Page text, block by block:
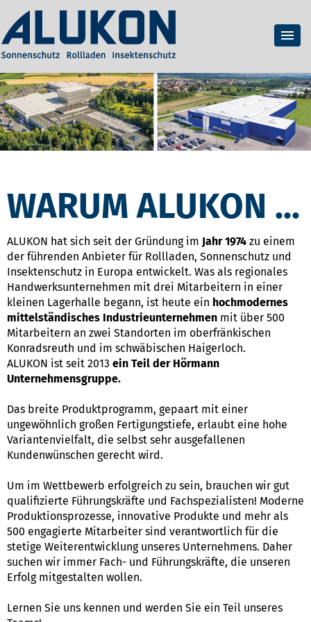
WARUM ALUKON ...
ALUKON hat sich seit der Gründung im Jahr 1974 zu einem
der führenden Anbieter für Rollladen, Sonnenschutz und
Insektenschutz in Europa entwickelt. Was als regionales
Handwerksunternehmen mit drei Mitarbeitern in einer
kleinen Lagerhalle begann, ist heute ein hochmodernes
mittelständisches Industrieunternehmen mit über 500
Mitarbeitern an zwei Standorten im oberfränkischen
Konradsreuth und im schwäbischen Haigerloch.
ALUKON ist seit 2013 ein Teil der Hörmann
Unternehmensgruppe.
Das breite Produktprogramm, gepaart mit einer
ungewöhnlich großen Fertigungstiefe, erlaubt eine hohe
Variantenvielfalt, die selbst sehr ausgefallenen
Kundenwünschen gerecht wird.
Um im Wettbewerb erfolgreich zu sein, brauchen wir gut
qualifizierte Führungskräfte und Fachspezialisten! Moderne
Produktionsprozesse, innovative Produkte und mehr als
500 engagierte Mitarbeiter sind verantwortlich für die
stetige Weiterentwicklung unseres Unternehmens. Daher
suchen wir immer Fach- und Führungskräfte, die unseren
Erfolg mitgestalten wollen.
Lernen Sie uns kennen und werden Sie ein Teil unseres